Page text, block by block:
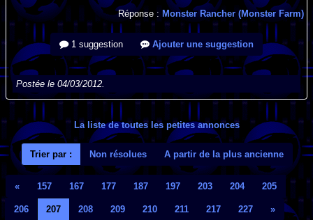
Réponse : Monster Rancher (Monster Farm)
1 suggestion Ajouter une suggestion
Postée le 04/03/2012.
La liste de toutes les petites annonces
Trier par : Non résolues A partir de la plus ancienne
« 157 167 177 187 197 203 204 205
206 207 208 209 210 211 217 227 »